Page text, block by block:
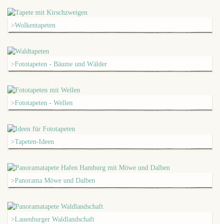
>Wolkentapeten
>Fototapeten - Bäume und Wälder
>Fototapeten - Wellen
>Tapeten-Ideen
>Panorama Möwe und Dalben
>Lauenburger Waldlandschaft